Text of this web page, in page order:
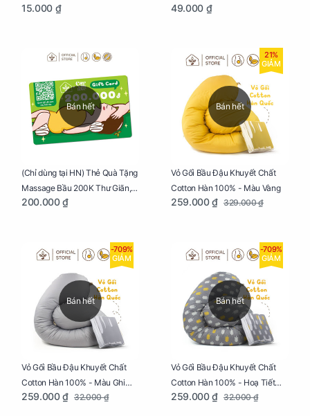
Tạo, Thư Giãn Và Hạnh Phúc
15.000 ₫ Tạo, Thư Giãn Và Hạnh Phúc
49.000 ₫
Bán hết
(Chỉ dùng tại HN) Thẻ Quà Tặng
Massage Bầu 200K Thư Giãn,
Tăng Tuần Hoàn Máu, Ngủ
200.000 ₫
Bán hết
21%
GIẢM
Vỏ Gối Bầu Đậu Khuyết Chất
Cotton Hàn 100% - Màu Vàng
259.000 ₫ 329.000 ₫
Bán hết
-709%
GIẢM
Vỏ Gối Bầu Đậu Khuyết Chất
Cotton Hàn 100% - Màu Ghi
Xám
259.000 ₫ 32.000 ₫
Bán hết
-709%
GIẢM
Vỏ Gối Bầu Đậu Khuyết Chất
Cotton Hàn 100% - Hoạ Tiết
Xương Cá
259.000 ₫ 32.000 ₫